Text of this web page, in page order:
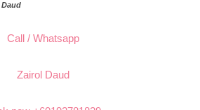
Call / Whatsapp
Zairol Daud